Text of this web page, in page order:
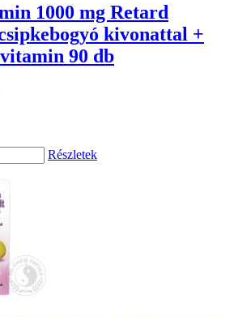
1000 mg Retard
kivonattal +
90 db
Részletek